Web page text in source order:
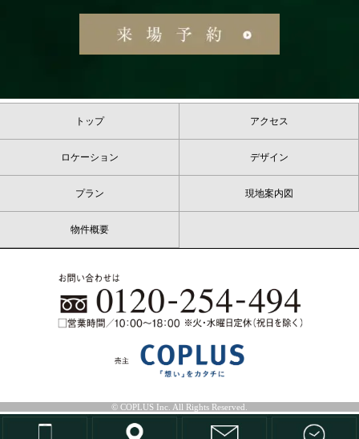
トップ アクセス
ロケーション デザイン
プラン 現地案内図
物件概要
© COPLUS Inc. All Rights Reserved.